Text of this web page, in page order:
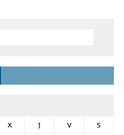
X J V
S